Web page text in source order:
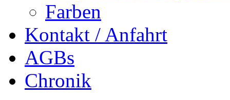
Farben
Kontakt / Anfahrt
AGBs
Chronik